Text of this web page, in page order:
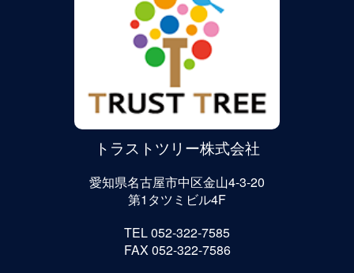
トラストツリー株式会社
愛知県名古屋市中区金山4-3-20
第1タツミビル4F
TEL 052-322-7585
FAX 052-322-7586